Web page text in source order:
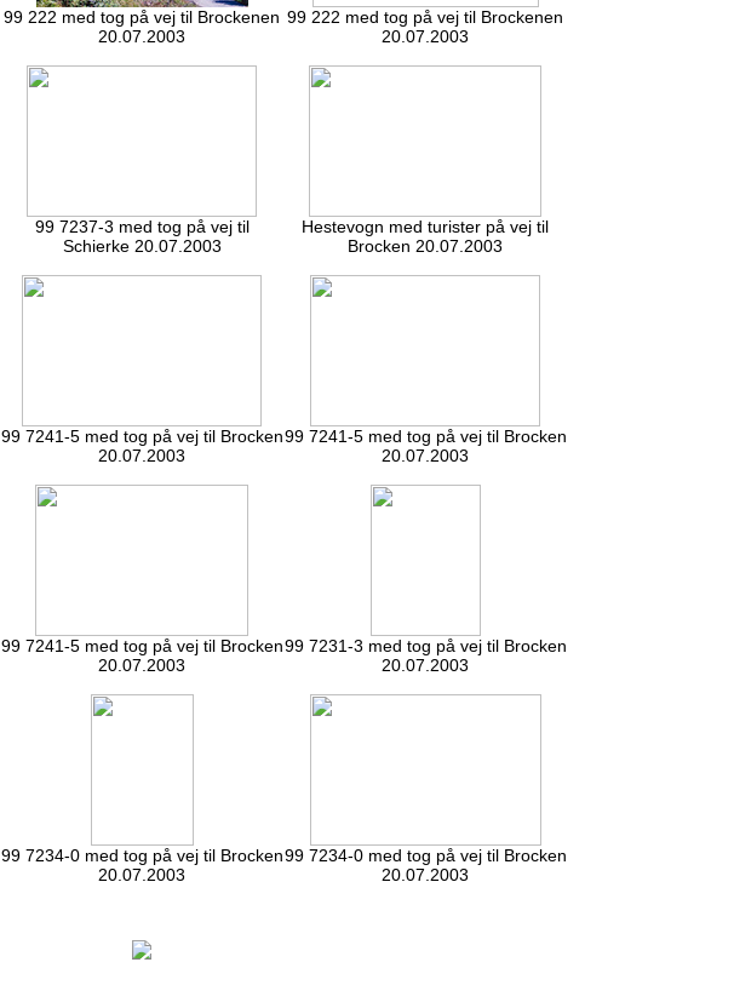
99 222 med tog på vej til Brockenen
20.07.2003
99 222 med tog på vej til Brockenen
20.07.2003
99 7237-3 med tog på vej til
Schierke 20.07.2003
Hestevogn med turister på vej til
Brocken 20.07.2003
99 7241-5 med tog på vej til Brocken
20.07.2003
99 7241-5 med tog på vej til Brocken
20.07.2003
99 7241-5 med tog på vej til Brocken
20.07.2003
99 7231-3 med tog på vej til Brocken
20.07.2003
99 7234-0 med tog på vej til Brocken
20.07.2003
99 7234-0 med tog på vej til Brocken
20.07.2003